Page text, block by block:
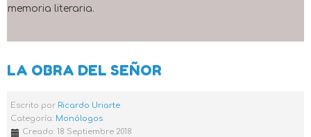
memoria literaria.
LA OBRA DEL SEÑOR
Escrito por Ricardo Uriarte
Categoría: Monólogos
Creado: 18 Septiembre 2018